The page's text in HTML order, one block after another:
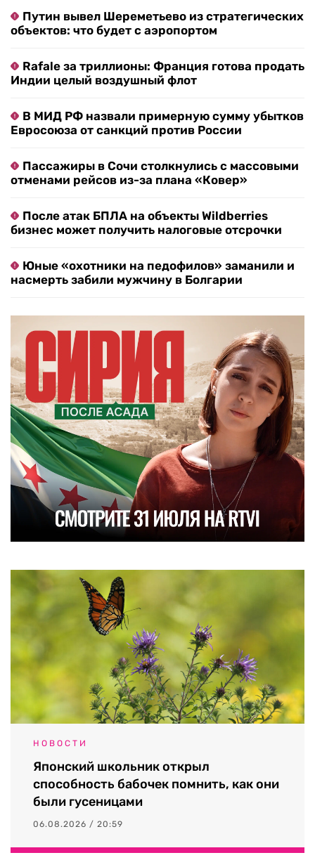
Путин вывел Шереметьево из стратегических
объектов: что будет с аэропортом
Rafale за триллионы: Франция готова продать
Индии целый воздушный флот
В МИД РФ назвали примерную сумму убытков
Евросоюза от санкций против России
Пассажиры в Сочи столкнулись с массовыми
отменами рейсов из-за плана «Ковер»
После атак БПЛА на объекты Wildberries
бизнес может получить налоговые отсрочки
Юные «охотники на педофилов» заманили и
насмерть забили мужчину в Болгарии
НОВОСТИ
Японский школьник открыл
способность бабочек помнить, как они
были гусеницами
06.08.2026 / 20:59